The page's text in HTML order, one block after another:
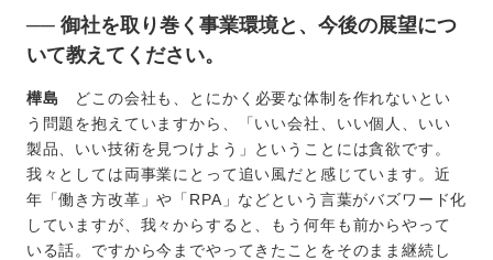
── 御社を取り巻く事業環境と、今後の展望につ
いて教えてください。
樺島 どこの会社も、とにかく必要な体制を作れないとい
う問題を抱えていますから、「いい会社、いい個人、いい
製品、いい技術を見つけよう」ということには貪欲です。
我々としては両事業にとって追い風だと感じています。近
年「働き方改革」や「RPA」などという言葉がバズワード化
していますが、我々からすると、もう何年も前からやって
いる話。ですから今までやってきたことをそのまま継続し